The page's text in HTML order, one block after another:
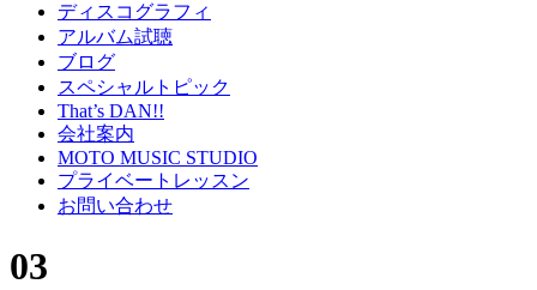
ディスコグラフィ
アルバム試聴
ブログ
スペシャルトピック
That’s DAN!!
会社案内
MOTO MUSIC STUDIO
プライベートレッスン
お問い合わせ
03